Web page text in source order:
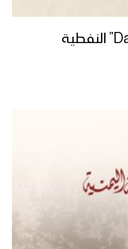
القوات المسلحة تستهدف سفينة “Daisy” النفطية